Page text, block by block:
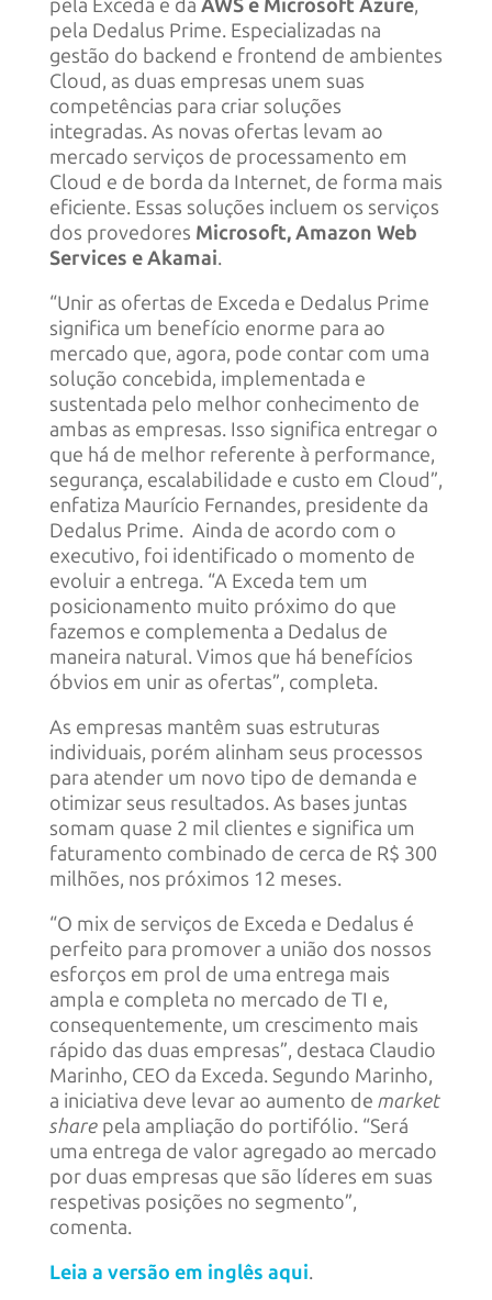
pela Exceda e da AWS e Microsoft Azure,
pela Dedalus Prime. Especializadas na
gestão do backend e frontend de ambientes
Cloud, as duas empresas unem suas
competências para criar soluções
integradas. As novas ofertas levam ao
mercado serviços de processamento em
Cloud e de borda da Internet, de forma mais
eficiente. Essas soluções incluem os serviços
dos provedores Microsoft, Amazon Web
Services e Akamai.
“Unir as ofertas de Exceda e Dedalus Prime
significa um benefício enorme para ao
mercado que, agora, pode contar com uma
solução concebida, implementada e
sustentada pelo melhor conhecimento de
ambas as empresas. Isso significa entregar o
que há de melhor referente à performance,
segurança, escalabilidade e custo em Cloud”,
enfatiza Maurício Fernandes, presidente da
Dedalus Prime. Ainda de acordo com o
executivo, foi identificado o momento de
evoluir a entrega. “A Exceda tem um
posicionamento muito próximo do que
fazemos e complementa a Dedalus de
maneira natural. Vimos que há benefícios
óbvios em unir as ofertas”, completa.
As empresas mantêm suas estruturas
individuais, porém alinham seus processos
para atender um novo tipo de demanda e
otimizar seus resultados. As bases juntas
somam quase 2 mil clientes e significa um
faturamento combinado de cerca de R$ 300
milhões, nos próximos 12 meses.
“O mix de serviços de Exceda e Dedalus é
perfeito para promover a união dos nossos
esforços em prol de uma entrega mais
ampla e completa no mercado de TI e,
consequentemente, um crescimento mais
rápido das duas empresas”, destaca Claudio
Marinho, CEO da Exceda. Segundo Marinho,
a iniciativa deve levar ao aumento de market
sharepela ampliação do portifólio. “Será
uma entrega de valor agregado ao mercado
por duas empresas que são líderes em suas
respetivas posições no segmento”,
comenta.
Leia a versão em inglês aqui.